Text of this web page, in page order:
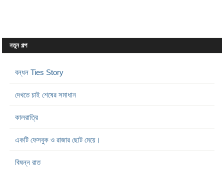
নতুন গল্প
বন্ধন Ties Story
দেখতে চাই শেষের সমাধান
কালরাত্রি
একটি ফেসবুক ও রাজার ছোট মেয়ে।
বিষন্ন রাত